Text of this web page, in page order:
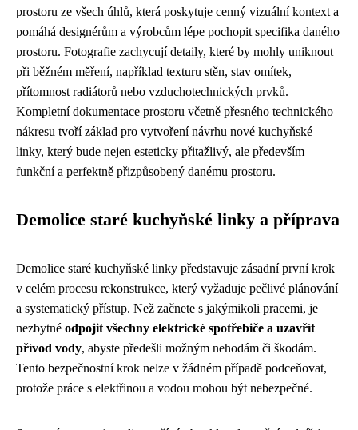
prostoru ze všech úhlů, která poskytuje cenný vizuální kontext a
pomáhá designérům a výrobcům lépe pochopit specifika daného
prostoru. Fotografie zachycují detaily, které by mohly uniknout
při běžném měření, například texturu stěn, stav omítek,
přítomnost radiátorů nebo vzduchotechnických prvků.
Kompletní dokumentace prostoru včetně přesného technického
nákresu tvoří základ pro vytvoření návrhu nové kuchyňské
linky, který bude nejen esteticky přitažlivý, ale především
funkční a perfektně přizpůsobený danému prostoru.
Demolice staré kuchyňské linky a příprava
Demolice staré kuchyňské linky představuje zásadní první krok
v celém procesu rekonstrukce, který vyžaduje pečlivé plánování
a systematický přístup. Než začnete s jakýmikoli pracemi, je
nezbytné odpojit všechny elektrické spotřebiče a uzavřít
přívod vody, abyste předešli možným nehodám či škodám.
Tento bezpečnostní krok nelze v žádném případě podceňovat,
protože práce s elektřinou a vodou mohou být nebezpečné.